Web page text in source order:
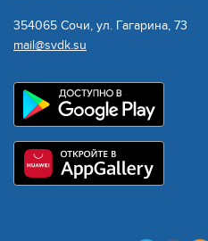
354065 Сочи, ул. Гагарина, 73
mail@svdk.su